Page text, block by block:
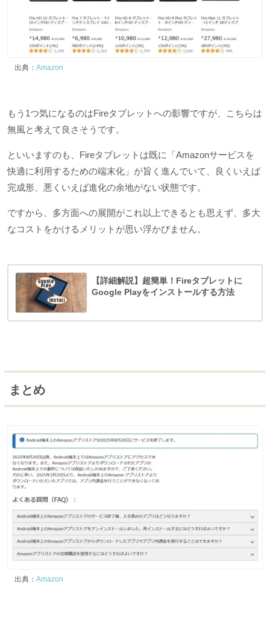
出典： Amazon
もう1つ気になるのはFireタブレットへの影響ですが、こちらは
無風と考えて良さそうです。
といいますのも、Fireタブレットは既に「Amazonサービスを
快適に利用するための端末化」が旨く進んでいて、良くいえば
完成形、悪くいえば進化の余地がない状態です。
ですから、多方面への展開がこれ以上できるとも思えず、多大
なコストをかけるメリットが思い浮かびません。
【詳細解説】超簡単！Fireタブレットに
Google Playをインストールする方法
まとめ
出典： Amazon